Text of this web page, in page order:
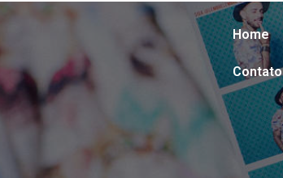
Home
Contato